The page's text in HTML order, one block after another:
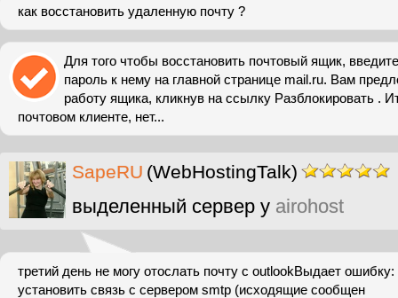
как восстановить удаленную почту ?
Для того чтобы восстановить почтовый ящик,
пароль к нему на главной странице mail.ru. Вам
работу ящика, кликнув на ссылку Разблокировать .
почтовом клиенте, нет...
SapeRU (WebHostingTalk)
выделенный сервер у airohost
третий день не могу отослать почту с outlookВыдает ошибку:
установить связь с сервером smtp (исходящие сообщен